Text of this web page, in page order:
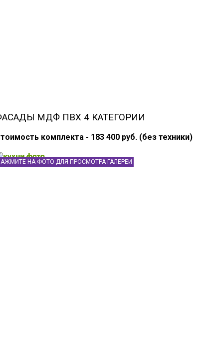
МДФ ПВХ 4 КАТЕГОРИИ
комплекта - 183 400 руб. (без техники)
НА ФОТО ДЛЯ ПРОСМОТРА ГАЛЕРЕИ